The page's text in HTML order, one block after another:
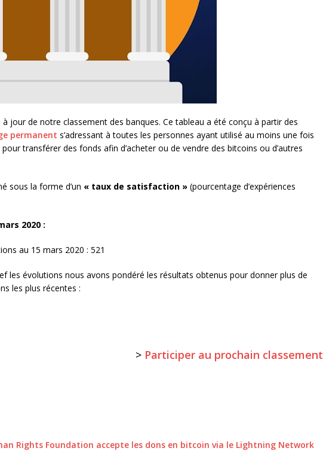
à jour de notre classement des banques. Ce tableau a été conçu à partir des
permanent s’adressant à toutes les personnes ayant utilisé au moins une fois
transférer des fonds afin d’acheter ou de vendre des bitcoins ou d’autres
sous la forme d’un « taux de satisfaction » (pourcentage d’expériences
2020 :
au 15 mars 2020 : 521
les évolutions nous avons pondéré les résultats obtenus pour donner plus de
les plus récentes :
> Participer au prochain classement
Rights Foundation accepte les dons en bitcoin via le Lightning Network